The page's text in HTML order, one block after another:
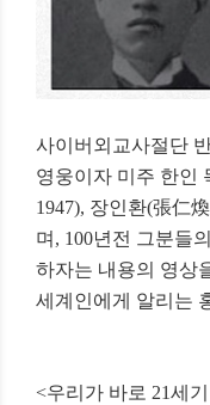
사이버외교사절단
영웅이자 미주 한인
1947), 장인환(張仁
며, 100년전 그분들
하자는 내용의 영상
세계인에게 알리는
<우리가 바로 21세